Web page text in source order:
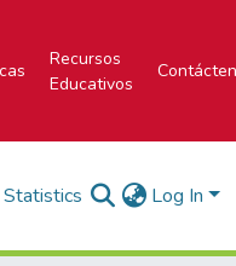
Recursos
Educativos
Statistics Log In